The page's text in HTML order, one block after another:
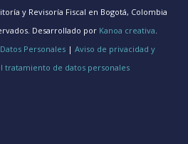
y Revisoría Fiscal en Bogotá, Colombia
Desarrollado por Kanoa creativa
Personales| Aviso de privacidad y
tratamiento de datos personales